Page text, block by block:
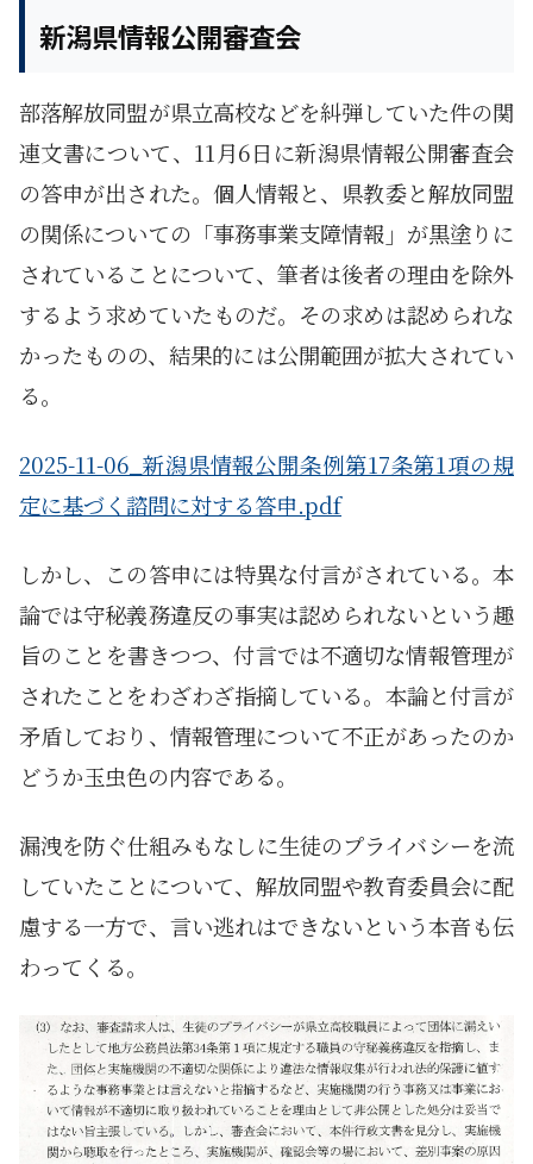
新潟県情報公開審査会
部落解放同盟が県立高校などを糾弾していた件の関
連文書について、11月6日に新潟県情報公開審査会
の答申が出された。個人情報と、県教委と解放同盟
の関係についての「事務事業支障情報」が黒塗りに
されていることについて、筆者は後者の理由を除外
するよう求めていたものだ。その求めは認められな
かったものの、結果的には公開範囲が拡大されてい
る。
2025-11-06_新潟県情報公開条例第17条第1項の規
定に基づく諮問に対する答申.pdf
しかし、この答申には特異な付言がされている。本
論では守秘義務違反の事実は認められないという趣
旨のことを書きつつ、付言では不適切な情報管理が
されたことをわざわざ指摘している。本論と付言が
矛盾しており、情報管理について不正があったのか
どうか玉虫色の内容である。
漏洩を防ぐ仕組みもなしに生徒のプライバシーを流
していたことについて、解放同盟や教育委員会に配
慮する一方で、言い逃れはできないという本音も伝
わってくる。